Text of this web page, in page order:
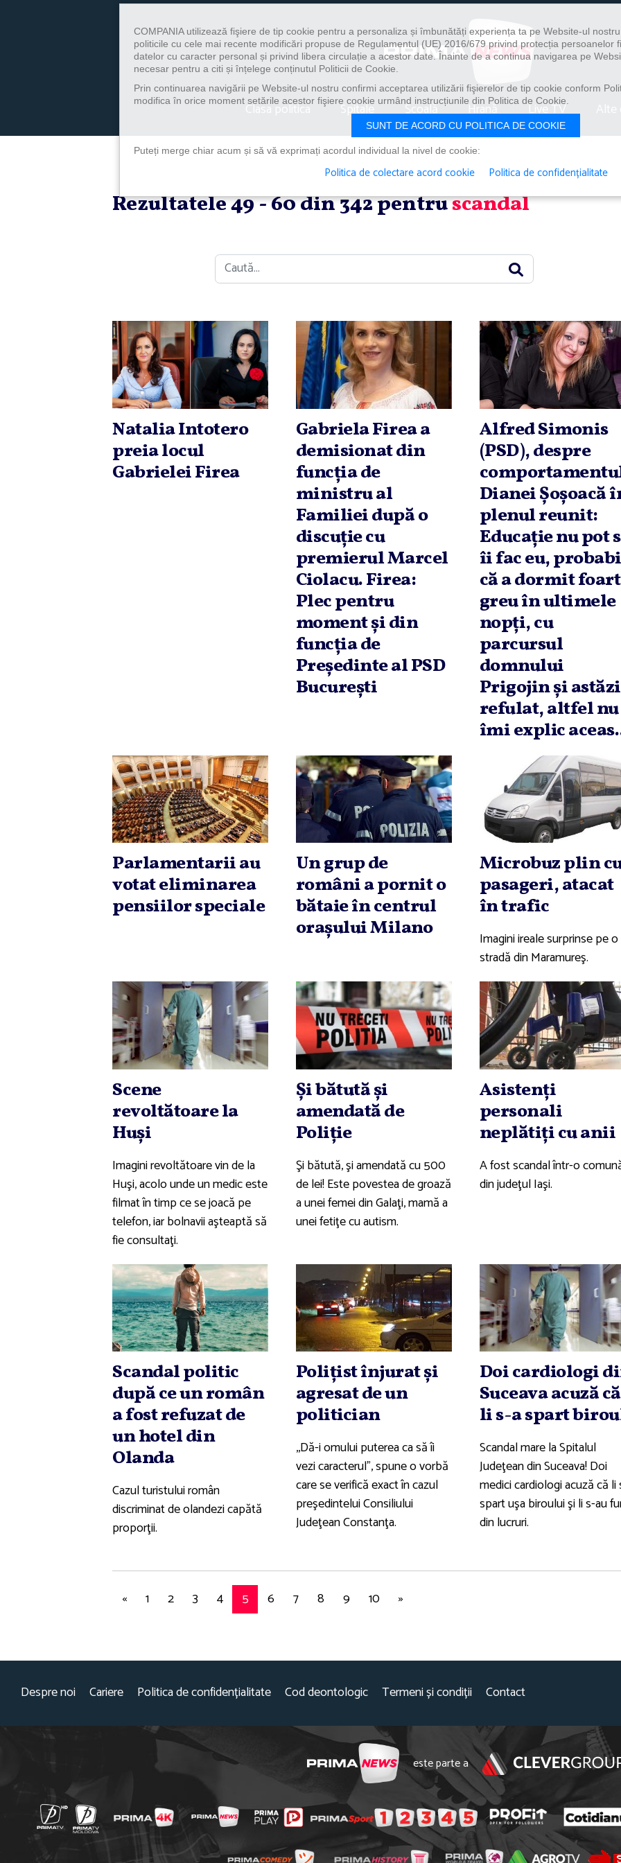
Clasa politica Spitale Școală Hrană Live TV
Rezultatele 49 - 60 din 342 pentruscandal
Caută
Natalia Intotero
preia locul
Gabrielei Firea
Gabriela Firea a
demisionat din
funcţia de
ministru al
Familiei după o
discuţie cu
premierul Marcel
Ciolacu. Firea:
Plec pentru
moment şi din
funcţia de
Preşedinte al PSD
Bucureşti
Alfred Simonis
(PSD), despre
Dianei Şoşoacă
plenul reunit:
Educaţie nu pot
îi fac eu,
că a dormit
greu în ultimele
nopţi, cu
parcursul
domnului
Prigojin şi
refulat, altfel nu
îmi explic
Parlamentarii au
votat eliminarea
pensiilor speciale
Un grup de
români a pornit o
bătaie în centrul
oraşului Milano
Microbuz plin
pasageri, atacat
în trafic
Imagini ireale surprinse pe o
stradă din Maramureş.
Scene
revoltătoare la
Huşi
Imagini revoltătoare vin de la
Huşi, acolo unde un medic este
filmat în timp ce se joacă pe
telefon, iar bolnavii aşteaptă să
fie consultaţi.
Şi bătută şi
amendată de
Poliţie
Şi bătută, şi amendată cu 500
de lei! Este povestea de groază
a unei femei din Galaţi, mamă a
unei fetiţe cu autism.
Asistenţi
personali
neplătiţi cu anii
A fost scandal într-o
din judeţul Iaşi.
Scandal politic
după ce un român
a fost refuzat de
un hotel din
Olanda
Cazul turistului român
discriminat de olandezi capătă
proporţii.
Poliţist înjurat şi
agresat de un
politician
,,Dă-i omului puterea ca să îi
vezi caracterul", spune o vorbă
care se verifică exact în cazul
preşedintelui Consiliului
Judeţean Constanţa.
Doi cardiologi
Suceava acuză că
li s-a spart
Scandal mare la Spitalul
Judeţean din Suceava! Doi
medici cardiologi acuză că li
spart uşa biroului şi li s-au
din lucruri.
« 1 2 3 4 5 6 7 8 9 10 »
Despre noi Cariere Politica de confidențialitate Cod deontologic Termeni și condiții Contact
este parte a
COMPANIA utilizează fişiere de tip cookie pentru a personaliza și îmbunătăți experiența ta pe Website-ul
politicile cu cele mai recente modificări propuse de Regulamentul (UE) 2016/679 privind protecția persoanelor
datelor cu caracter personal și privind libera circulație a acestor date. Înainte de a continua navigarea pe
necesar pentru a citi și înțelege conținutul Politicii de Cookie.
Prin continuarea navigării pe Website-ul nostru confirmi acceptarea utilizării fişierelor de tip cookie conform
modifica în orice moment setările acestor fişiere cookie urmând instrucțiunile din Politica de Cookie.
SUNT DE ACORD CU POLITICA DE COOKIE
Puteți merge chiar acum și să vă exprimați acordul individual la nivel de cookie:
Politica de colectare acord cookie Politica de confidențialitate